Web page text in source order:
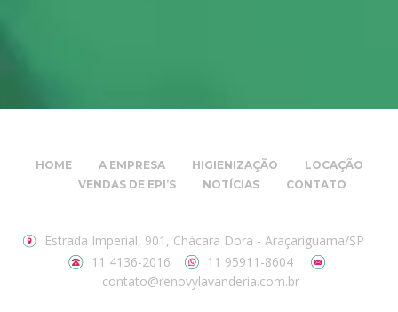
HOME A EMPRESA HIGIENIZAÇÃO
LOCAÇÃO
VENDAS DE EPI’S
NOTÍCIAS CONTATO
Estrada Imperial, 901, Chácara Dora - Araçariguama/SP
11 4136-2016
11 95911-8604
contato@renovylavanderia.com.br